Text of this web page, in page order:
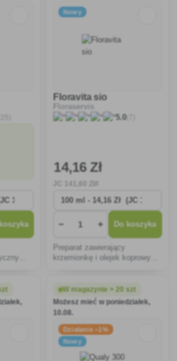
Nowy
Floravita sio
Floraservis
5.0(7)
14,16 Zł
− + Do koszyka
Preparat zawierający
krzemionkę i olejek koprowy
W magazynie > 20 szt
Możesz mieć w poniedziałek,
10.08.
Działanie −1%
Nowy